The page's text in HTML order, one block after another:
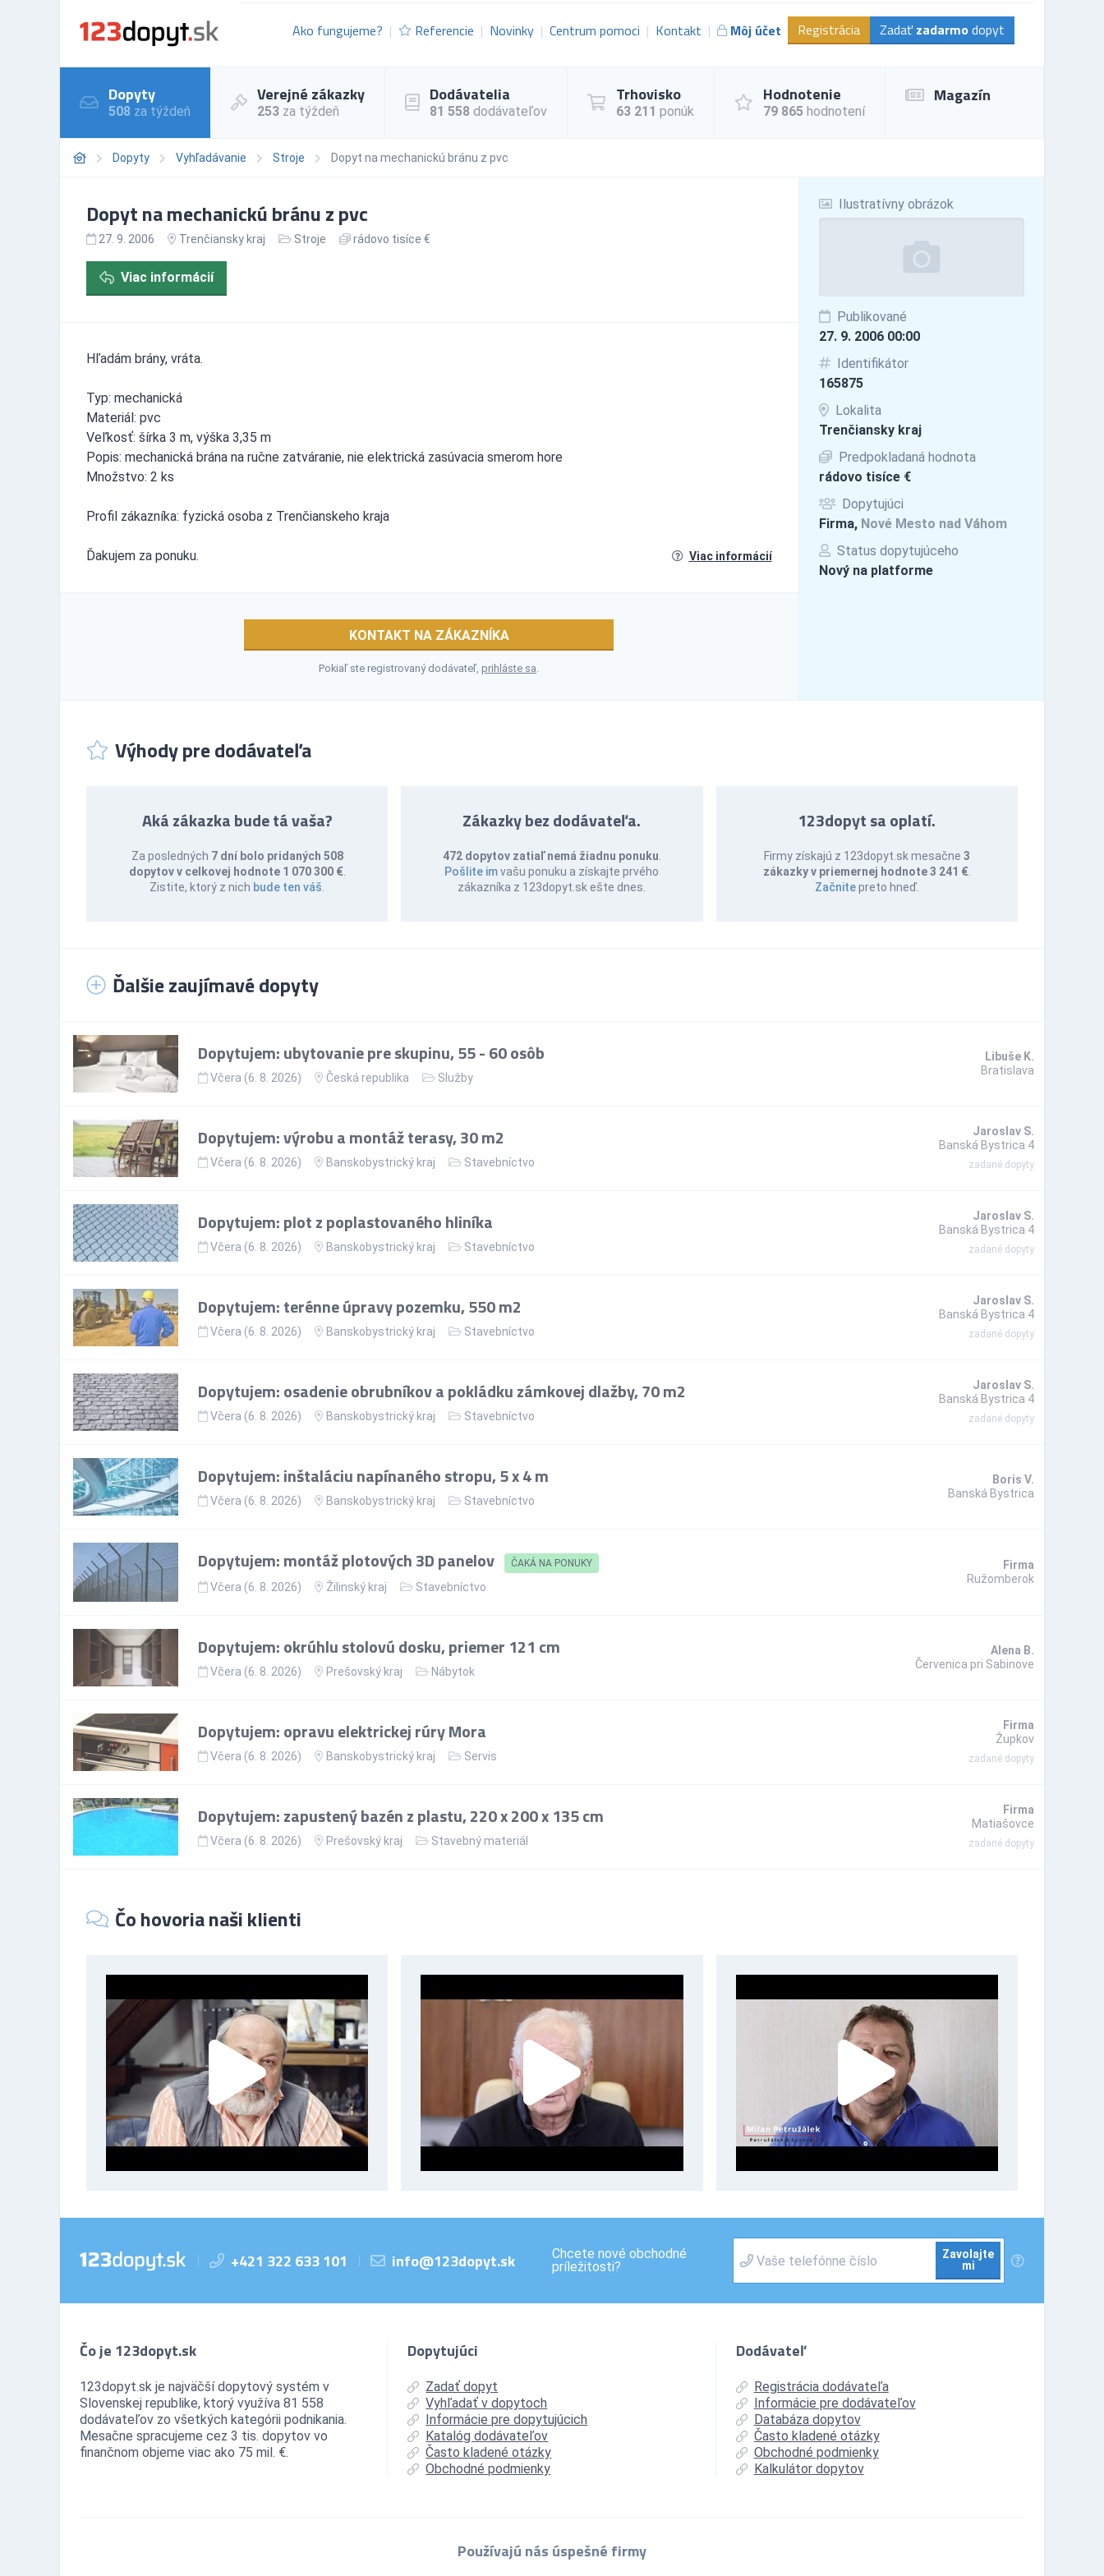
Ako fungujeme? Referencie Novinky Centrum pomoci Kontakt Môj účet Registrácia Zadať zadarmo dopyt
Dopyty
508 za týždeň
Verejné zákazky
253 za týždeň
Dodávatelia
81 558 dodávateľov
Trhovisko
63 211 ponúk
Hodnotenie
79 865 hodnotení
Magazín
Dopyty Vyhľadávanie Stroje Dopyt na mechanickú bránu z pvc
Ilustratívny obrázok
Publikované
27. 9. 2006 00:00
Identifikátor
165875
Lokalita
Trenčiansky kraj
Predpokladaná hodnota
rádovo tisíce €
Dopytujúci
Firma, Nové Mesto nad Váhom
Status dopytujúceho
Nový na platforme
Dopyt na mechanickú bránu z pvc
27. 9. 2006 Trenčiansky kraj Stroje rádovo tisíce €
Viac informácií
Hľadám brány, vráta.
Typ: mechanická
Materiál: pvc
Veľkosť: šírka 3 m, výška 3,35 m
Popis: mechanická brána na ručne zatváranie, nie elektrická zasúvacia smerom hore
Množstvo: 2 ks
Profil zákazníka: fyzická osoba z Trenčianskeho kraja
Ďakujem za ponuku. Viac informácií
KONTAKT NA ZÁKAZNÍKA
Pokiaľ ste registrovaný dodávateľ,prihláste sa
Výhody pre dodávateľa
Aká zákazka bude tá vaša?
Za posledných 7 dní bolo pridaných 508
dopytov v celkovej hodnote 1 070 300 €.
Zistite, ktorý z nich bude ten váš
Zákazky bez dodávateľa.
472 dopytov zatiaľ nemá žiadnu ponuku
Pošlite imvašu ponuku a získajte prvého
zákazníka z 123dopyt.sk ešte dnes.
123dopyt sa oplatí.
Firmy získajú z 123dopyt.sk mesačne 3
zákazky v priemernej hodnote 3 241 €.
Začnitepreto hneď.
Ďalšie zaujímavé dopyty
Dopytujem: ubytovanie pre skupinu, 55 - 60 osôb
Včera (6. 8. 2026) Česká republika Služby
Libuše K.
Bratislava
Dopytujem: výrobu a montáž terasy, 30 m2
Včera (6. 8. 2026) Banskobystrický kraj Stavebníctvo
Jaroslav S.
Banská Bystrica 4
zadané dopyty
Dopytujem: plot z poplastovaného hliníka
Včera (6. 8. 2026) Banskobystrický kraj Stavebníctvo
Jaroslav S.
Banská Bystrica 4
zadané dopyty
Dopytujem: terénne úpravy pozemku, 550 m2
Včera (6. 8. 2026) Banskobystrický kraj Stavebníctvo
Jaroslav S.
Banská Bystrica 4
zadané dopyty
Dopytujem: osadenie obrubníkov a pokládku zámkovej dlažby, 70 m2
Včera (6. 8. 2026) Banskobystrický kraj Stavebníctvo
Jaroslav S.
Banská Bystrica 4
zadané dopyty
Dopytujem: inštaláciu napínaného stropu, 5 x 4 m
Včera (6. 8. 2026) Banskobystrický kraj Stavebníctvo
Boris V.
Banská Bystrica
Dopytujem: montáž plotových 3D panelov ČAKÁ NA PONUKY
Včera (6. 8. 2026) Žilinský kraj Stavebníctvo
Firma
Ružomberok
Dopytujem: okrúhlu stolovú dosku, priemer 121 cm
Včera (6. 8. 2026) Prešovský kraj Nábytok
Alena B.
Červenica pri Sabinove
Dopytujem: opravu elektrickej rúry Mora
Včera (6. 8. 2026) Banskobystrický kraj Servis
Firma
Župkov
zadané dopyty
Dopytujem: zapustený bazén z plastu, 220 x 200 x 135 cm
Včera (6. 8. 2026) Prešovský kraj Stavebný materiál
Firma
Matiašovce
zadané dopyty
Čo hovoria naši klienti
+421 322 633 101 info@123dopyt.sk
Chcete nové obchodné
príležitosti?
Zavolajte
mi
Čo je 123dopyt.sk
123dopyt.sk je najväčší dopytový systém v
Slovenskej republike, ktorý využíva 81 558
dodávateľov zo všetkých kategórii podnikania.
Mesačne spracujeme cez 3 tis. dopytov vo
finančnom objeme viac ako 75 mil. €.
Dopytujúci
Zadať dopyt
Vyhľadať v dopytoch
Informácie pre dopytujúcich
Katalóg dodávateľov
Často kladené otázky
Obchodné podmienky
Dodávateľ
Registrácia dodávateľa
Informácie pre dodávateľov
Databáza dopytov
Často kladené otázky
Obchodné podmienky
Kalkulátor dopytov
Používajú nás úspešné firmy